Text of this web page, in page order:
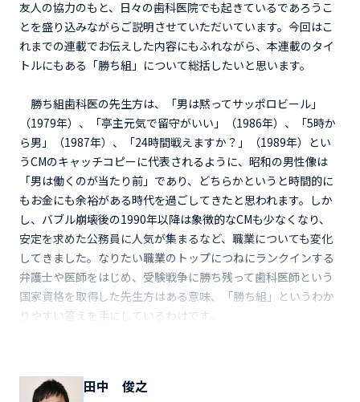
友人の協力のもと、日々の歯科医院でも起きているであろうこ
とを盛り込みながらご説明させていただいています。今回はこ
れまでの連載でお伝えした内容にもふれながら、本連載のタイ
トルにもある「勝ち組」について総括したいと思います。
勝ち組歯科医の先生方は、「男は黙ってサッポロビール」
（1979年）、「亭主元気で留守がいい」（1986年）、「5時か
ら男」（1987年）、「24時間戦えますか？」（1989年）とい
うCMのキャッチコピーに代表されるように、昭和の男性像は
「男は働くのが当たり前」であり、どちらかというと時間的に
もお金にも余裕がある時代を過ごしてきたと思われます。しか
し、バブル崩壊後の1990年以降は象徴的なCMも少なくなり、
安定を求めた公務員に人気が集まるなど、職業についても変化
してきました。なりたい職業のトップにつねにランクインする
弁護士や医師をはじめ、受験戦争に勝ち残って歯科医師という
国家資格を取得した先生方はある意味、「勝ち組」というわか
りやすい答えを手にしているわけです。
田中 俊之